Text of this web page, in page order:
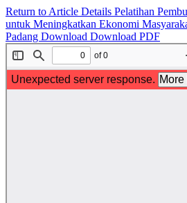
Return to Article Details Pelatihan
untuk Meningkatkan Ekonomi
Padang Download Download PDF